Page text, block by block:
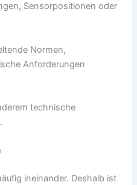
Sensorpositionen oder
Normen,
Anforderungen
technische
.
ineinander. Deshalb ist